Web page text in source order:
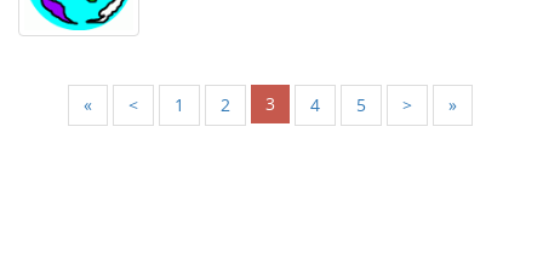
« < 1 2 3 4 5 > »